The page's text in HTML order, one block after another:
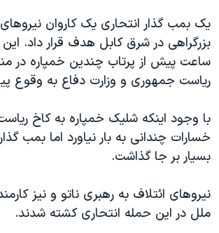
یک بمب گذار انتحاری یک کاروان
بزرگراهی در شرق کابل هدف قرار داد. این
ساعت پیش از پرتاب چندین خمپاره در
ریاست جمهوری و وزارت دفاع به وقوع
با وجود اینکه شلیک خمپاره به کاخ
خسارات چندانی به بار نیاورد اما بمب
بسیار بر جا گذاشت.
نیروهای ائتلاف به رهبری ناتو و نیز
ملل در این حمله انتحاری کشته شدند.